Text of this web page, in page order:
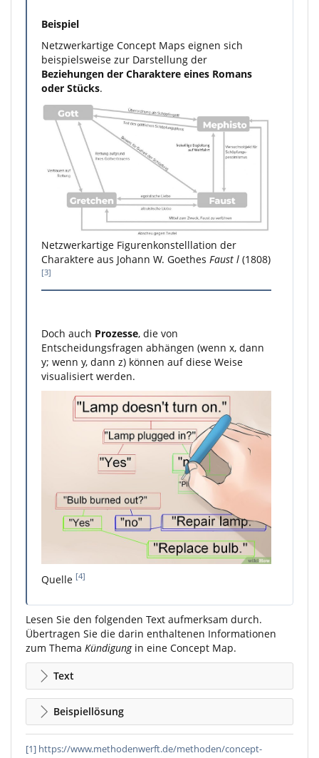
Beispiel
Netzwerkartige Concept Maps eignen sich
beispielsweise zur Darstellung der
Beziehungen der Charaktere eines Romans
oder Stücks.
Netzwerkartige Figurenkonstelllation der
Charaktere aus Johann W. Goethes Faust l (1808)
[3]
Doch auch Prozesse, die von
Entscheidungsfragen abhängen (wenn x, dann
y; wenn y, dann z) können auf diese Weise
visualisiert werden.
Quelle [4]
Lesen Sie den folgenden Text aufmerksam durch.
Übertragen Sie die darin enthaltenen Informationen
zum Thema Kündigungin eine Concept Map.
Text
Beispiellösung
[1] https://www.methodenwerft.de/methoden/concept-